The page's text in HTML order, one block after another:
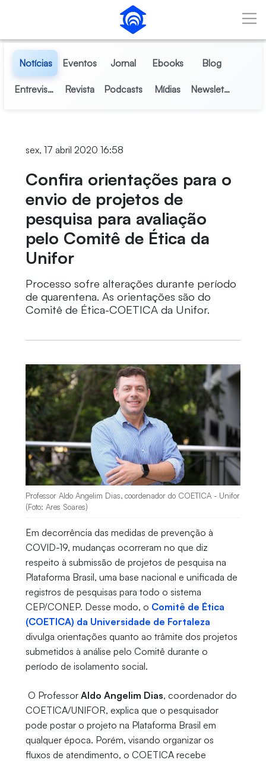
Pular para o Conteúdo principal
Notícias Eventos Jornal Ebooks Blog
Entrevistas Revista Podcasts Mídias Newsletter
sex, 17 abril 2020 16:58
Confira orientações para o
envio de projetos de
pesquisa para avaliação
pelo Comitê de Ética da
Unifor
Processo sofre alterações durante período
de quarentena. As orientações são do
Comitê de Ética-COETICA da Unifor.
Professor Aldo Angelim Dias, coordenador do COETICA - Unifor
(Foto: Ares Soares)
Em decorrência das medidas de prevenção à
COVID-19, mudanças ocorreram no que diz
respeito à submissão de projetos de pesquisa na
Plataforma Brasil, uma base nacional e unificada de
registros de pesquisas para todo o sistema
CEP/CONEP. Desse modo, o Comitê de Ética
(COETICA) da Universidade de Fortaleza
divulga orientações quanto ao trâmite dos projetos
submetidos à análise pelo Comitê durante o
período de isolamento social.
O Professor Aldo Angelim Dias, coordenador do
COETICA/UNIFOR, explica que o pesquisador
pode postar o projeto na Plataforma Brasil em
qualquer época. Porém, visando organizar os
fluxos de atendimento, o COETICA recebe